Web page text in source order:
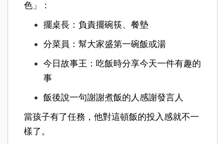
色」：
擺桌長：負責擺碗筷、餐墊
分菜員：幫大家盛第一碗飯或湯
今日故事王：吃飯時分享今天一件有趣的
事
飯後說一句謝謝煮飯的人感謝發言人
當孩子有了任務，他對這頓飯的投入感就不一
樣了。